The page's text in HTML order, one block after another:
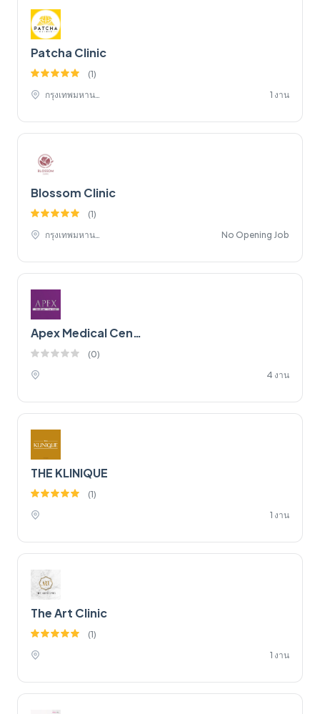
Patcha Clinic
(1)
1 งาน
Blossom Clinic
(1)
No Opening Job
Apex Medical Center
(0)
4 งาน
THE KLINIQUE
(1)
1 งาน
The Art Clinic
(1)
1 งาน